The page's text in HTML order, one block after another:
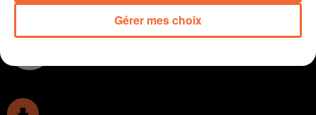
Ligue et en District ce week-end.
Gérer mes choix